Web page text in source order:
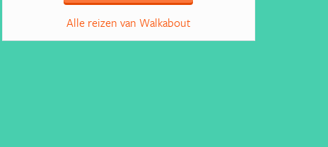
Alle reizen van Walkabout